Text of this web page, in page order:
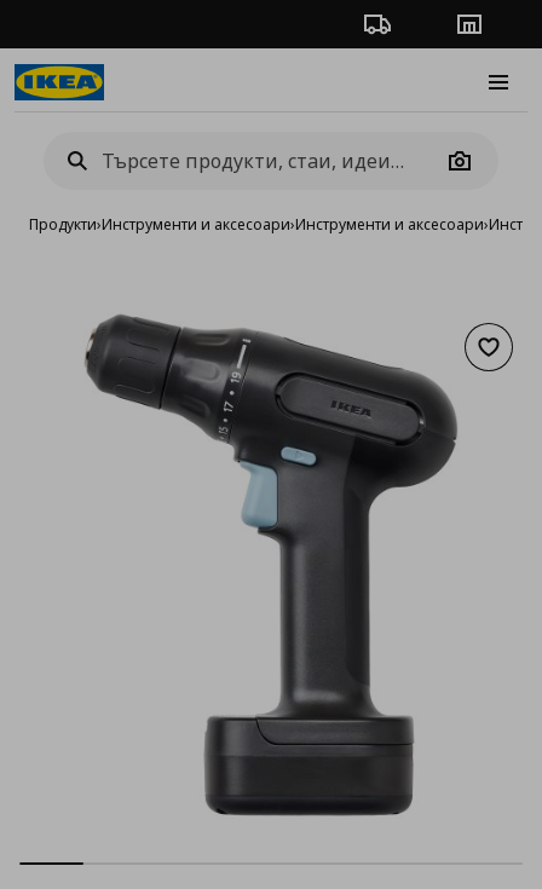
Проследяване на
Camera
Продукти›Инструменти и аксесоари›Инструменти и аксесоари›